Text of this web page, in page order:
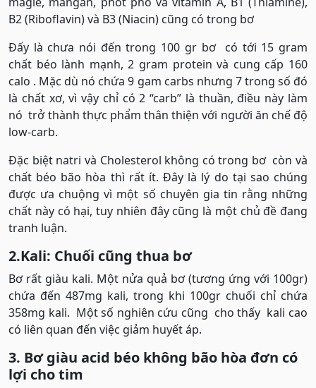
B2 (Riboflavin) và B3 (Niacin) cũng có trong bơ
Đấy là chưa nói đến trong 100 gr bơ có tới 15 gram
chất béo lành mạnh, 2 gram protein và cung cấp 160
calo . Mặc dù nó chứa 9 gam carbs nhưng 7 trong số đó
là chất xơ, vì vậy chỉ có 2 “carb” là thuần, điều này làm
nó trở thành thực phẩm thân thiện với người ăn chế độ
low-carb.
Đặc biệt natri và Cholesterol không có trong bơ còn và
chất béo bão hòa thì rất ít. Đây là lý do tại sao chúng
được ưa chuộng vì một số chuyên gia tin rằng những
chất này có hại, tuy nhiên đây cũng là một chủ đề đang
tranh luận.
2.Kali: Chuối cũng thua bơ
Bơ rất giàu kali. Một nửa quả bơ (tương ứng với 100gr)
chứa đến 487mg kali, trong khi 100gr chuối chỉ chứa
358mg kali. Một số nghiên cứu cũng cho thấy kali cao
có liên quan đến việc giảm huyết áp.
3. Bơ giàu acid béo không bão hòa đơn có
lợi cho tim